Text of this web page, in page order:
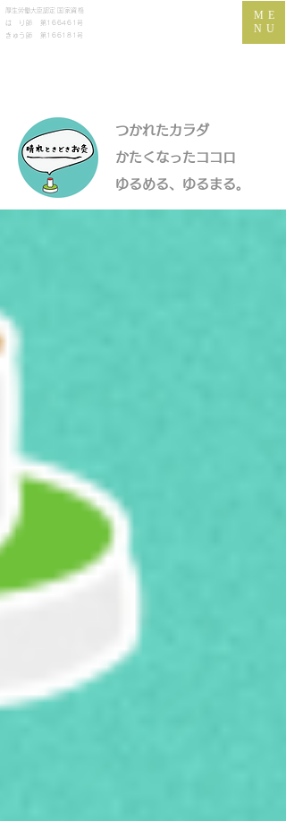
​厚生労働大臣認定 国家資格
は り師 第166461号
きゅう師 第166181号
ME
NU
つかれたカラダ
かたくなったココロ
​ゆるめる、ゆるまる。